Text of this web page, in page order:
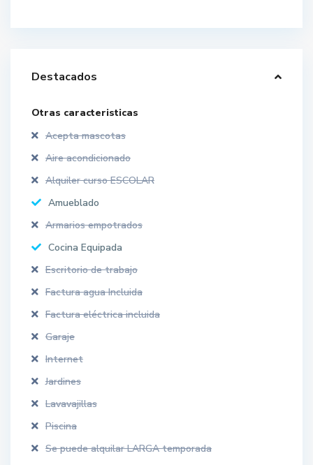
Destacados
Otras caracteristicas
Acepta mascotas
Aire acondicionado
Alquiler curso ESCOLAR
Amueblado
Armarios empotrados
Cocina Equipada
Escritorio de trabajo
Factura agua Incluida
Factura eléctrica incluida
Garaje
Internet
Jardines
Lavavajillas
Piscina
Se puede alquilar LARGA temporada